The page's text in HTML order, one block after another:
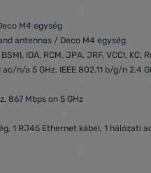
M4 egység
antennas / Deco M4 egység
IDA, RCM, JPA, JRF, VCCI, KC,
ac/n/a 5 GHz, IEEE 802.11 b/g/n 2.4
867 Mbps on 5 GHz
1 RJ45 Ethernet kábel, 1 hálózati